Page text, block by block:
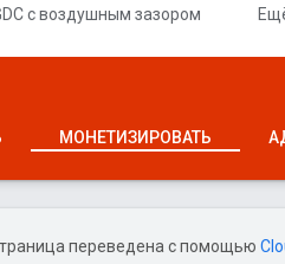
с воздушным зазором
МОНЕТИЗИРОВАТЬ
переведена с помощью